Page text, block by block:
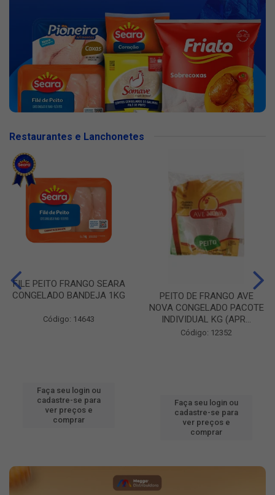
Restaurantes e Lanchonetes
FILE PEITO FRANGO SEARA
CONGELADO BANDEJA 1KG
Código: 14643
Faça seu login ou
cadastre-se para
ver preços e
comprar
PEITO DE FRANGO AVE
NOVA CONGELADO PACOTE
INDIVIDUAL KG (APR...
Código: 12352
Faça seu login ou
cadastre-se para
ver preços e
comprar